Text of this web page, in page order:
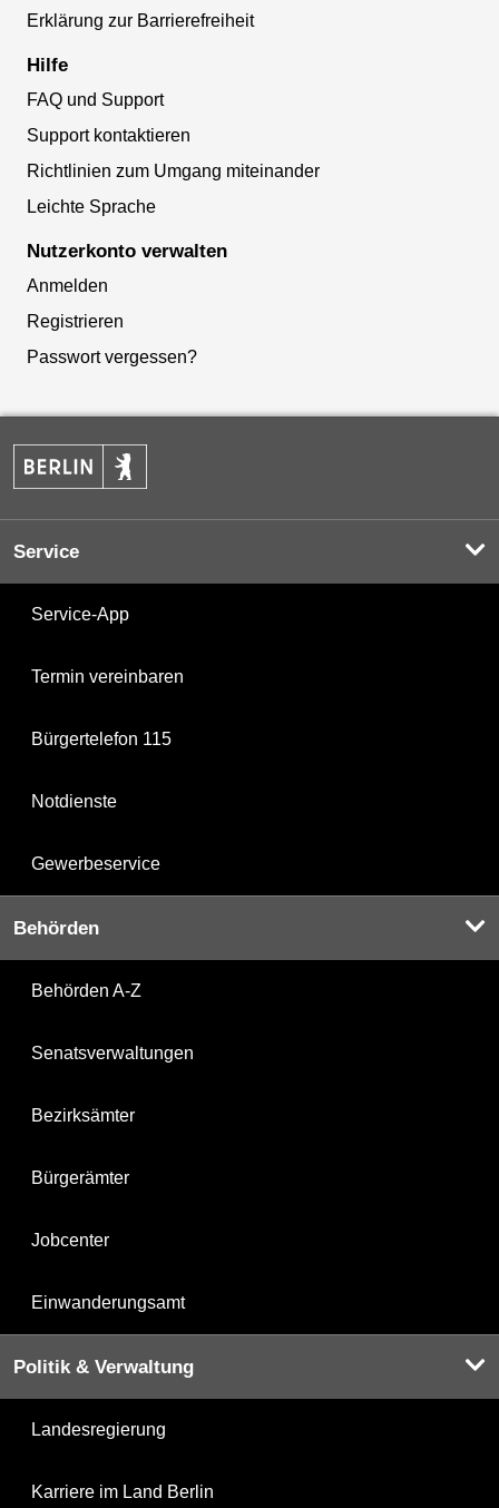
Erklärung zur Barrierefreiheit
Hilfe
FAQ und Support
Support kontaktieren
Richtlinien zum Umgang miteinander
Leichte Sprache
Nutzerkonto verwalten
Anmelden
Registrieren
Passwort vergessen?
Service
Service-App
Termin vereinbaren
Bürgertelefon 115
Notdienste
Gewerbeservice
Behörden
Behörden A-Z
Senatsverwaltungen
Bezirksämter
Bürgerämter
Jobcenter
Einwanderungsamt
Politik & Verwaltung
Landesregierung
Karriere im Land Berlin